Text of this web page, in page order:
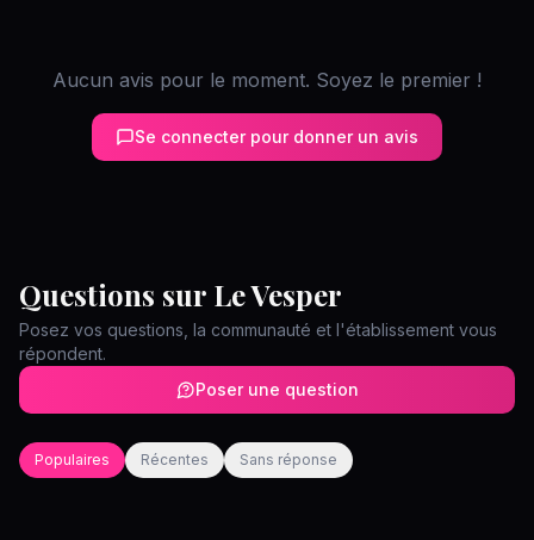
Aucun avis pour le moment. Soyez le premier !
Se connecter pour donner un avis
Questions sur Le Vesper
Posez vos questions, la communauté et l'établissement vous
répondent.
Poser une question
Populaires Récentes Sans réponse